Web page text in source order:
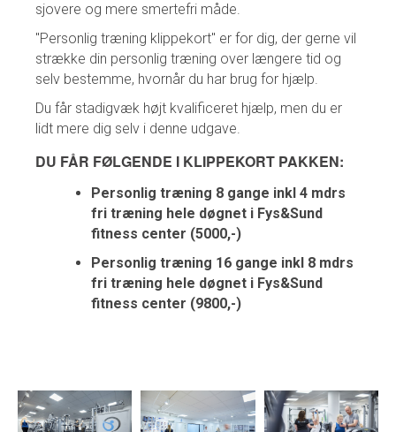
sjovere og mere smertefri måde.
"Personlig træning klippekort" er for dig, der gerne vil
strække din personlig træning over længere tid og
selv bestemme, hvornår du har brug for hjælp.
Du får stadigvæk højt kvalificeret hjælp, men du er
lidt mere dig selv i denne udgave.
DU FÅR FØLGENDE I KLIPPEKORT PAKKEN:
Personlig træning 8 gange inkl 4 mdrs
fri træning hele døgnet i Fys&Sund
fitness center (5000,-)
Personlig træning 16 gange inkl 8 mdrs
fri træning hele døgnet i Fys&Sund
fitness center (9800,-)